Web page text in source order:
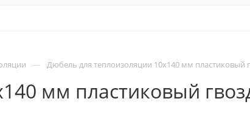
— Дюбель для теплоизоляции 10х140 мм пластиковый
мм пластиковый